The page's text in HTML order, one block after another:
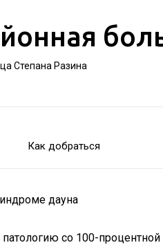
Степана Разина
Как добраться
дауна
со 100-